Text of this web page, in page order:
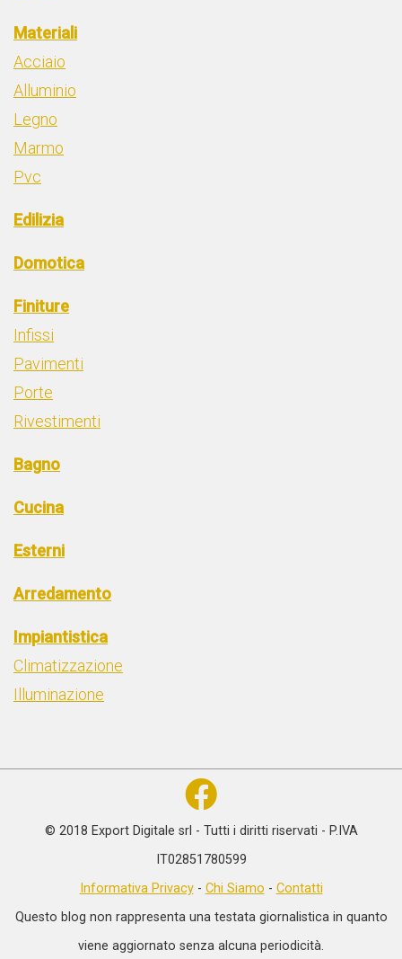
Materiali
Acciaio
Alluminio
Legno
Marmo
Pvc
Edilizia
Domotica
Finiture
Infissi
Pavimenti
Porte
Rivestimenti
Bagno
Cucina
Esterni
Arredamento
Impiantistica
Climatizzazione
Illuminazione
© 2018 Export Digitale srl - Tutti i diritti riservati - P.IVA
IT02851780599
Informativa Privacy- Chi Siamo - Contatti
Questo blog non rappresenta una testata giornalistica in quanto
viene aggiornato senza alcuna periodicità.